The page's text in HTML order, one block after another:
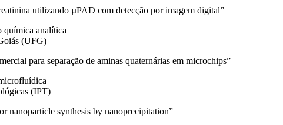
utilizando µPAD com detecção por imagem digital”
química analítica
(UFG)
para separação de aminas quaternárias em microchips”
(IPT)
synthesis by nanoprecipitation”